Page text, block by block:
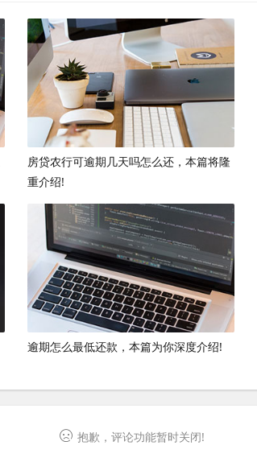
房贷农行可逾期几天吗怎么还，本篇将隆
重介绍!
逾期怎么最低还款，本篇为你深度介绍!
抱歉，评论功能暂时关闭!